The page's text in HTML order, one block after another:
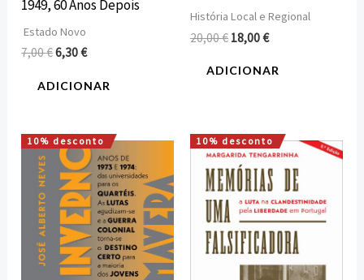
1949, 60 Anos Depois
Estado Novo
7,00€6,30€
ADICIONAR
História Local e Regional
20,00€ 18,00€
ADICIONAR
10% desconto
O
preço
original
era:
22,00 €.
O
preço
atual
é:
19,80 €.
10% desconto
O
preço
original
era:
15,00 €.
O
preço
atual
é:
13,50 €.